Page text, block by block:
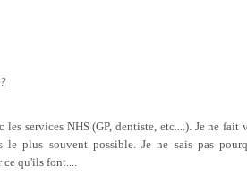
les services NHS (GP, dentiste, etc....). Je ne
le plus souvent possible. Je ne sais pas
ce qu'ils font....